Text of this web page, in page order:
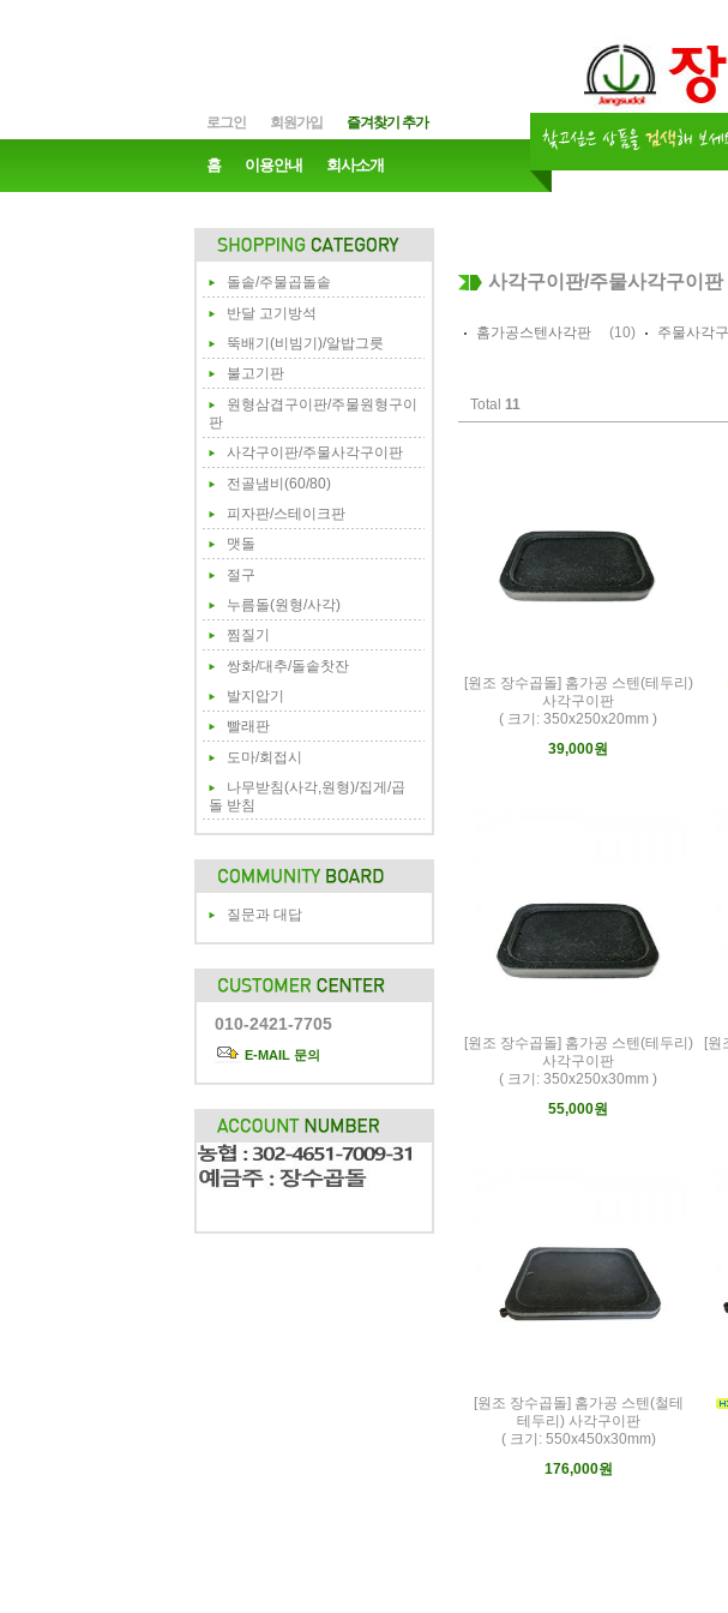
로그인 회원가입 즐겨찾기 추가
홈 이용안내 회사소개
돌솥/주물곱돌솥
반달 고기방석
뚝배기(비빔기)/알밥그릇
불고기판
원형삼겹구이판/주물원형구이
판
사각구이판/주물사각구이판
전골냄비(60/80)
피자판/스테이크판
맷돌
절구
누름돌(원형/사각)
찜질기
쌍화/대추/돌솥찻잔
발지압기
빨래판
도마/회접시
나무받침(사각,원형)/집게/곱
돌 받침
질문과 대답
010-2421-7705
E-MAIL 문의
사각구이판/주물사각구이판
홈가공스텐사각판 (10) 주물사각
Total 11
[원조 장수곱돌] 홈가공 스텐(테두리)
사각구이판
( 크기: 350x250x20mm )
39,000원
[원조 장수곱돌] 홈가공 스텐(테두리)
사각구이판
( 크기: 350x250x30mm )
55,000원
[원
[원조 장수곱돌] 홈가공 스텐(철테
테두리) 사각구이판
( 크기: 550x450x30mm)
176,000원